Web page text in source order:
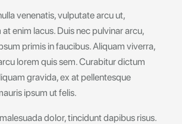
venenatis, vulputate arcu ut,
enim lacus. Duis nec pulvinar arcu,
primis in faucibus. Aliquam viverra,
lorem quis sem. Curabitur dictum
gravida, ex at pellentesque
ipsum ut felis.
dolor, tincidunt dapibus risus.